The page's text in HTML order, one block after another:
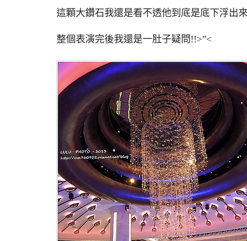
這顆大鑽石我還是看不透他到底是底下浮出
整個表演完後我還是一肚子疑問!!>”<